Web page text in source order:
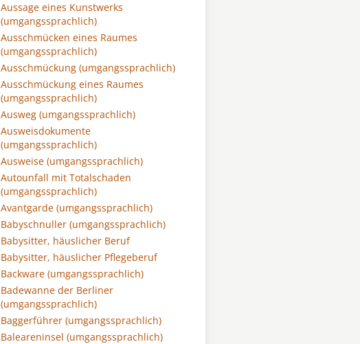
Aussage eines Kunstwerks
(umgangssprachlich)
Ausschmücken eines Raumes
(umgangssprachlich)
Ausschmückung (umgangssprachlich)
Ausschmückung eines Raumes
(umgangssprachlich)
Ausweg (umgangssprachlich)
Ausweisdokumente
(umgangssprachlich)
Ausweise (umgangssprachlich)
Autounfall mit Totalschaden
(umgangssprachlich)
Avantgarde (umgangssprachlich)
Babyschnuller (umgangssprachlich)
Babysitter, häuslicher Beruf
Babysitter, häuslicher Pflegeberuf
Backware (umgangssprachlich)
Badewanne der Berliner
(umgangssprachlich)
Baggerführer (umgangssprachlich)
Baleareninsel (umgangssprachlich)